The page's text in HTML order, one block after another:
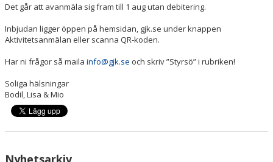
Det går att avanmäla sig fram till 1 aug utan debitering.
Inbjudan ligger öppen på hemsidan, gjk.se under knappen
Aktivitetsanmälan eller scanna QR-koden.
Har ni frågor så maila info@gjk.se och skriv ”Styrsö” i rubriken!
Soliga hälsningar
Bodil, Lisa & Mio
Nyhetsarkiv